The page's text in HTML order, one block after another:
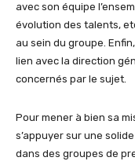
avec son équipe
évolution des talents,
au sein du groupe.
lien avec la direction
concernés par le sujet.
Pour mener à bien sa
s’appuyer sur une
dans des groupes de